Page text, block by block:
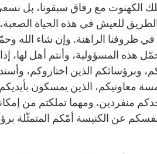
سلك الكهنوت مع رفاق سبقونا، بل
الطريق للعيش في هذه الحياة
ظروفنا الراهنة. وإن شاء الله
هذه المسؤولية، وأنتم أهل لها،
وبرؤسائكم الذين اختاروكم،
معاونيكم، الذين يمسكون
منفردين. ومهما تملكتم من
عن الكنيسة أمّكم المتمثّلة